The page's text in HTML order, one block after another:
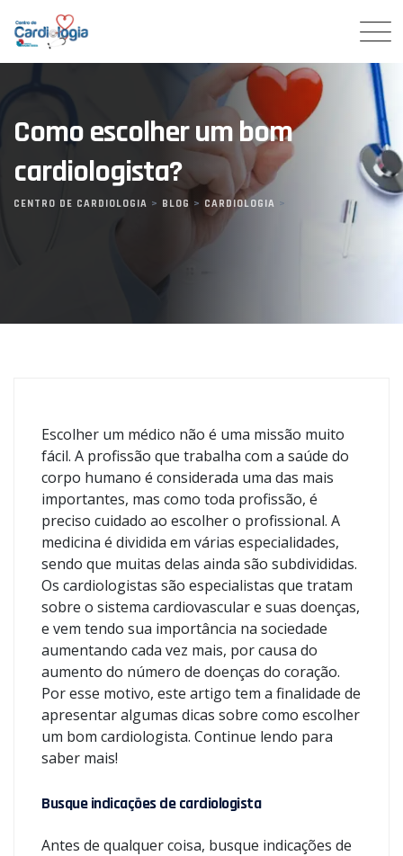
content
Como escolher um bom
cardiologista?
CENTRO DE CARDIOLOGIA > BLOG > CARDIOLOGIA >
Escolher um médico não é uma missão muito
fácil. A profissão que trabalha com a saúde do
corpo humano é considerada uma das mais
importantes, mas como toda profissão, é
preciso cuidado ao escolher o profissional. A
medicina é dividida em várias especialidades,
sendo que muitas delas ainda são subdivididas.
Os cardiologistas são especialistas que tratam
sobre o sistema cardiovascular e suas doenças,
e vem tendo sua importância na sociedade
aumentando cada vez mais, por causa do
aumento do número de doenças do coração.
Por esse motivo, este artigo tem a finalidade de
apresentar algumas dicas sobre como escolher
um bom cardiologista. Continue lendo para
saber mais!
Busque indicações de cardiologista
Antes de qualquer coisa, busque indicações de